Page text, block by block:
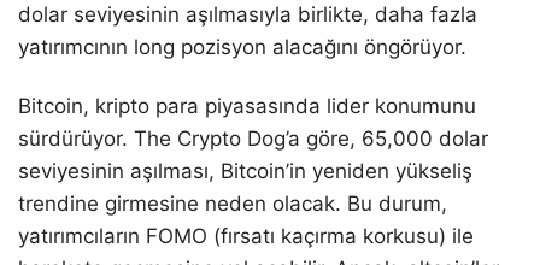
dolar seviyesinin aşılmasıyla birlikte, daha fazla
yatırımcının long pozisyon alacağını öngörüyor.
Bitcoin, kripto para piyasasında lider konumunu
sürdürüyor. The Crypto Dog’a göre, 65,000 dolar
seviyesinin aşılması, Bitcoin’in yeniden yükseliş
trendine girmesine neden olacak. Bu durum,
yatırımcıların FOMO (fırsatı kaçırma korkusu) ile